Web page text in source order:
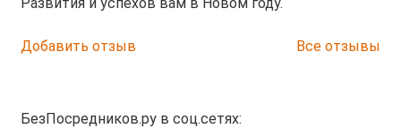
Добавить отзыв Все отзывы
БезПосредников.ру в соц.сетях: